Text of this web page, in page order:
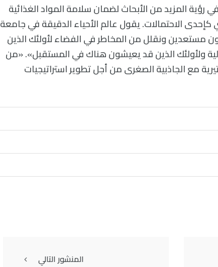
رؤية المزيد من الأبحاث لضمان سلامة المواد الغذائية
كإحدى الاحتمالات. يقول عالم الأحياء الدقيقة في جامعة
مستعدين ونقلل من المخاطر في الفضاء لأولئك الذين
ولأولئك الذين قد يعيشون هناك في المستقبل». «من
مع الجاذبية الصغرى من أجل تطوير استراتيجيات
المنشور التالي